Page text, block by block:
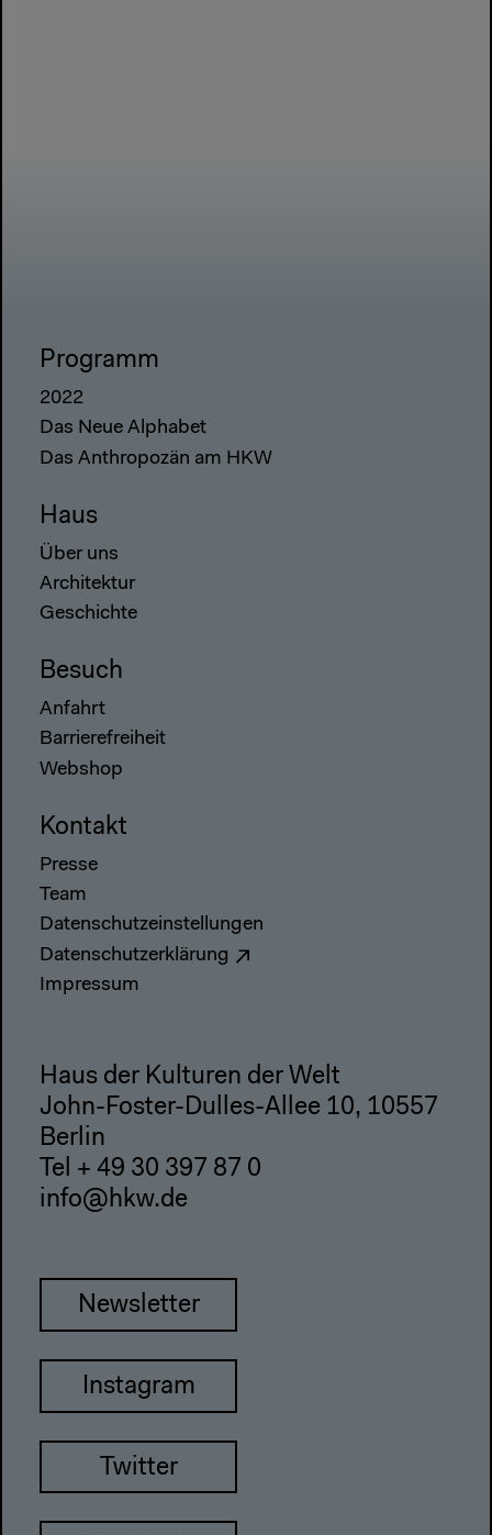
Programm
2022
Das Neue Alphabet
Das Anthropozän am HKW
Haus
Über uns
Architektur
Geschichte
Besuch
Anfahrt
Barrierefreiheit
Webshop
Kontakt
Presse
Team
Datenschutzeinstellungen
Datenschutzerklärung
Impressum
Haus der Kulturen der Welt
John-Foster-Dulles-Allee 10, 10557
Berlin
Tel + 49 30 397 87 0
info@hkw.de
Newsletter
Instagram
Twitter